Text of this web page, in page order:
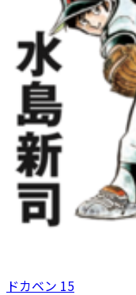
ドカベン 15